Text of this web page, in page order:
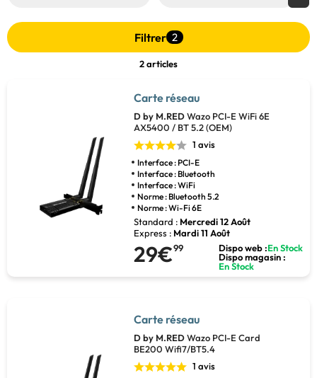
Filtrer 2
2 articles
Carte réseau
D by M.REDWazo PCI-E WiFi 6E
AX5400 / BT 5.2 (OEM)
1 avis
Interface : PCI-E
Interface : Bluetooth
Interface : WiFi
Norme : Bluetooth 5.2
Norme : Wi-Fi 6E
Standard : Mercredi 12 Août
Express : Mardi 11 Août
29€99 Dispo web :En Stock
Dispo magasin :
En Stock
Carte réseau
D by M.REDWazo PCI-E Card
BE200 Wifi7/BT5.4
1 avis